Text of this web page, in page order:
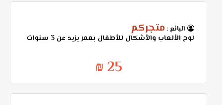
البائع : متجركم
لوح الألعاب والأشكال للأطفال بعمر يزيد عن 3 سنوات
25 ₪